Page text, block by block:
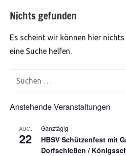
Nichts gefunden
Es scheint wir können hier
eine Suche helfen.
Suchen
nach:
Anstehende Veranstaltungen
AUG.
22
Ganztägig
HBSV Schützenfest mit
Dorfschießen /